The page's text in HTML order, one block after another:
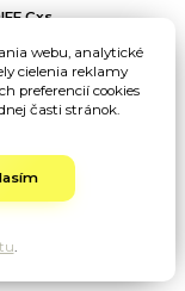
Cxs
EUR/ks
bez DPH
webu, analytické
cielenia reklamy
preferencií cookies
časti stránok.
tu.